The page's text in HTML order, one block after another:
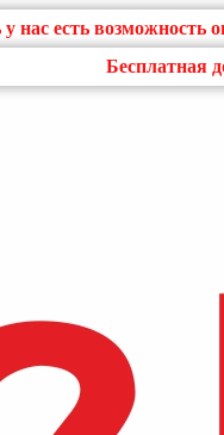
у нас есть
Бесплатная